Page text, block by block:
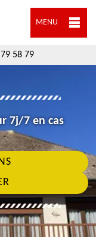
MENU
58 79
7j/7 en cas